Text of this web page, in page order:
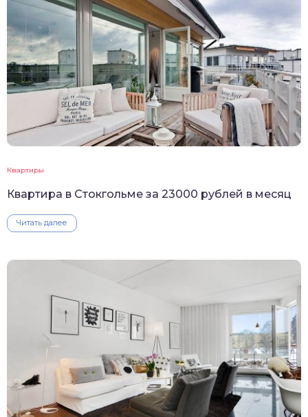
Квартиры
Квартира в Стокгольме за 23000 рублей в месяц
Читать далее